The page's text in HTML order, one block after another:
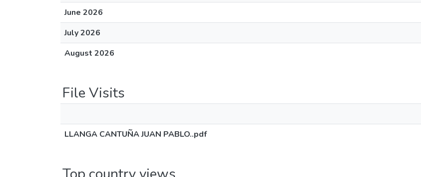
June 2026
July 2026
August 2026
File Visits
LLANGA CANTUÑA JUAN PABLO..pdf